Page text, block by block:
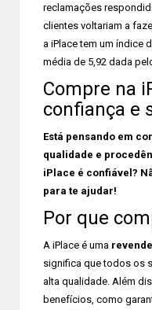
reclamações
clientes voltariam a
a iPlace tem um índice
média de 5,92 dada
Compre na
confiança e
Está pensando em
qualidade e
iPlace é confiável?
para te ajudar!
Por que
A iPlace é uma
significa que todos os
alta qualidade. Além
benefícios, como